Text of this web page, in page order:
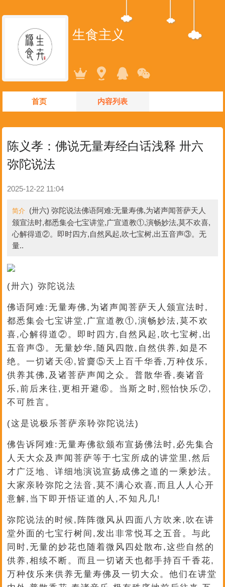
生食主义
首页 内容列表
陈义孝：佛说无量寿经白话浅释 卅六
弥陀说法
2025-12-22 11:04
简介 (卅六) 弥陀说法佛语阿难:无量寿佛,为诸声闻菩萨天人
颁宣法时,都悉集会七宝讲堂,广宣道教①,演畅妙法,莫不欢喜,
心解得道②。即时四方,自然风起,吹七宝树,出五音声③。无
量..
(卅六) 弥陀说法
佛语阿难:无量寿佛,为诸声闻菩萨天人颁宣法时,
都悉集会七宝讲堂,广宣道教①,演畅妙法,莫不欢
喜,心解得道②。即时四方,自然风起,吹七宝树,出
五音声③。无量妙华,随风四散,自然供养,如是不
绝。一切诸天④,皆齎⑤天上百千华香,万种伎乐,
供养其佛,及诸菩萨声闻之众。普散华香,奏诸音
乐,前后来往,更相开避⑥。当斯之时,熙怡快乐⑦,
不可胜言。
(这是说极乐菩萨亲聆弥陀说法)
佛告诉阿难:无量寿佛欲颁布宣扬佛法时,必先集合
人天大众及声闻菩萨等于七宝所成的讲堂里,然后
才广泛地、详细地演说宣扬成佛之道的一乘妙法。
大家亲聆弥陀之法音,莫不满心欢喜,而且人人心开
意解,当下即开悟证道的人,不知凡几!
弥陀说法的时候,阵阵微风从四面八方吹来,吹在讲
堂外面的七宝行树间,发出非常悦耳之五音。与此
同时,无量的妙花也随着微风四处散布,这些自然的
供养,相续不断。而且一切诸天也都手持百千香花,
万种伎乐来供养无量寿佛及一切大众。他们在讲堂